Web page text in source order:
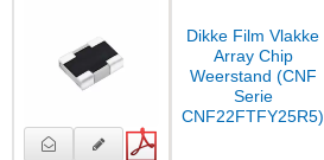
Dikke Film Vlakke
Array Chip
Weerstand (CNF
Serie
CNF22FTFY25R5)